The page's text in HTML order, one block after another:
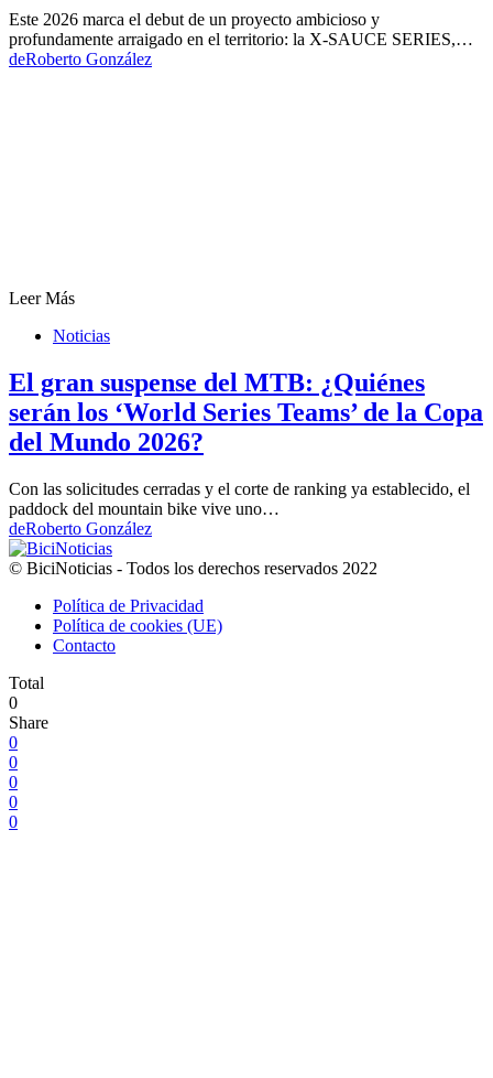
Este 2026 marca el debut de un proyecto ambicioso y
profundamente arraigado en el territorio: la X-SAUCE SERIES,…
deRoberto González
Leer Más
Noticias
El gran suspense del MTB: ¿Quiénes
serán los ‘World Series Teams’ de la Copa
del Mundo 2026?
Con las solicitudes cerradas y el corte de ranking ya establecido, el
paddock del mountain bike vive uno…
deRoberto González
© BiciNoticias - Todos los derechos reservados 2022
Política de Privacidad
Política de cookies (UE)
Contacto
Total
0
Share
0
0
0
0
0